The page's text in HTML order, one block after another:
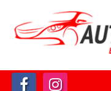
Le
tue
preferenze
consenso